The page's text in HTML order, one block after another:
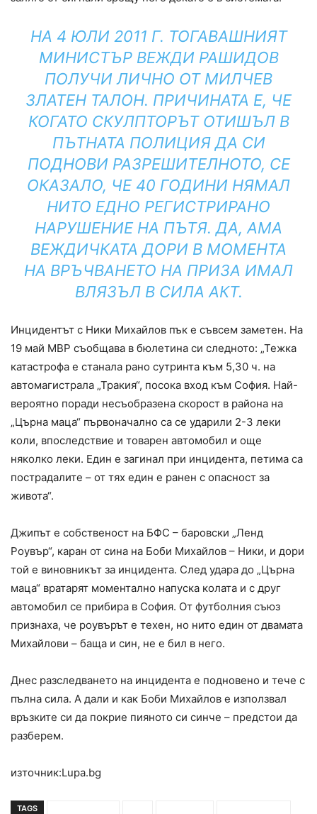
НА 4 ЮЛИ 2011 Г. ТОГАВАШНИЯТ
МИНИСТЪР ВЕЖДИ РАШИДОВ
ПОЛУЧИ ЛИЧНО ОТ МИЛЧЕВ
ЗЛАТЕН ТАЛОН. ПРИЧИНАТА Е, ЧЕ
КОГАТО СКУЛПТОРЪТ ОТИШЪЛ В
ПЪТНАТА ПОЛИЦИЯ ДА СИ
ПОДНОВИ РАЗРЕШИТЕЛНОТО, СЕ
ОКАЗАЛО, ЧЕ 40 ГОДИНИ НЯМАЛ
НИТО ЕДНО РЕГИСТРИРАНО
НАРУШЕНИЕ НА ПЪТЯ. ДА, АМА
ВЕЖДИЧКАТА ДОРИ В МОМЕНТА
НА ВРЪЧВАНЕТО НА ПРИЗА ИМАЛ
ВЛЯЗЪЛ В СИЛА АКТ.
Инцидентът с Ники Михайлов пък е съвсем заметен. На
19 май МВР съобщава в бюлетина си следното: „Тежка
катастрофа е станала рано сутринта към 5,30 ч. на
автомагистрала „Тракия“, посока вход към София. Най-
вероятно поради несъобразена скорост в района на
„Църна маца“ първоначално са се ударили 2-3 леки
коли, впоследствие и товарен автомобил и още
няколко леки. Един е загинал при инцидента, петима са
пострадалите – от тях един е ранен с опасност за
живота“.
Джипът е собственост на БФС – баровски „Ленд
Роувър“, каран от сина на Боби Михайлов – Ники, и дори
той е виновникът за инцидента. След удара до „Църна
маца“ вратарят моментално напуска колата и с друг
автомобил се прибира в София. От футболния съюз
признаха, че роувърът е техен, но нито един от двамата
Михайлови – баща и син, не е бил в него.
Днес разследването на инцидента е подновено и тече с
пълна сила. А дали и как Боби Михайлов е използвал
връзките си да покрие пияното си синче – предстои да
разберем.
източник:Lupa.bg
TAGS